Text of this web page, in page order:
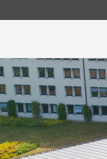
Hauptnavigation